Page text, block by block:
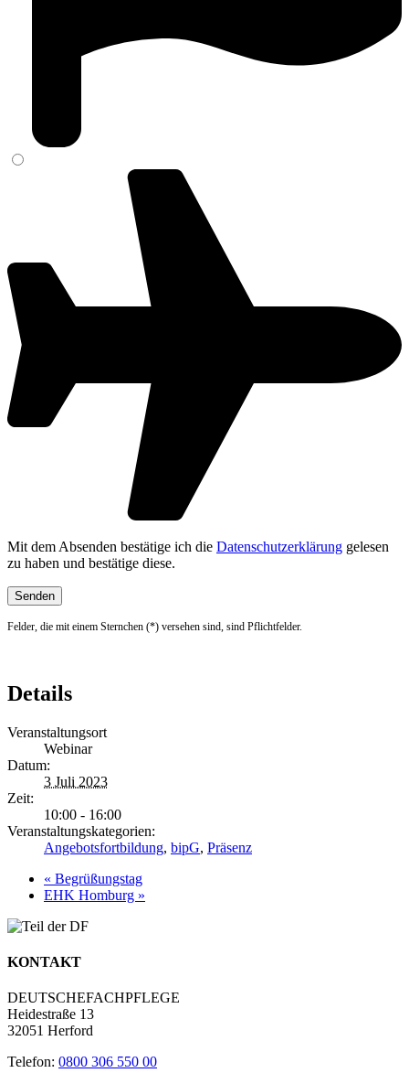
Mit dem Absenden bestätige ich die Datenschutzerklärung gelesen
zu haben und bestätige diese.
Felder, die mit einem Sternchen (*) versehen sind, sind Pflichtfelder.
Details
Veranstaltungsort
Webinar
Datum:
3 Juli 2023
Zeit:
10:00 - 16:00
Veranstaltungskategorien:
Angebotsfortbildung, bipG, Präsenz
« Begrüßungstag
EHK Homburg »
KONTAKT
DEUTSCHEFACHPFLEGE
Heidestraße 13
32051 Herford
Telefon: 0800 306 550 00